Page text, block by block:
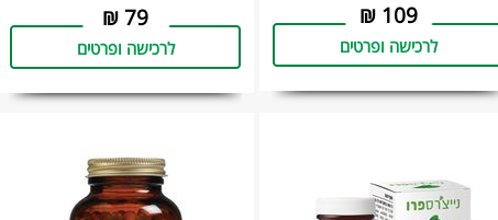
109
₪
לרכישה ופרטים
79
₪
לרכישה ופרטים